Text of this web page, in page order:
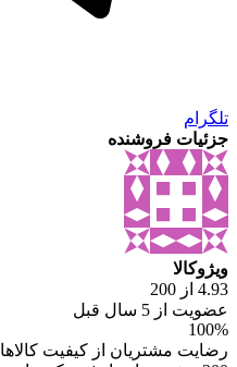
تلگرام
جزئیات فروشنده
ویژوکالا
4.93 از 200
عضویت از 5 سال قبل
100%
رضایت مشتریان از کیفیت کالاها